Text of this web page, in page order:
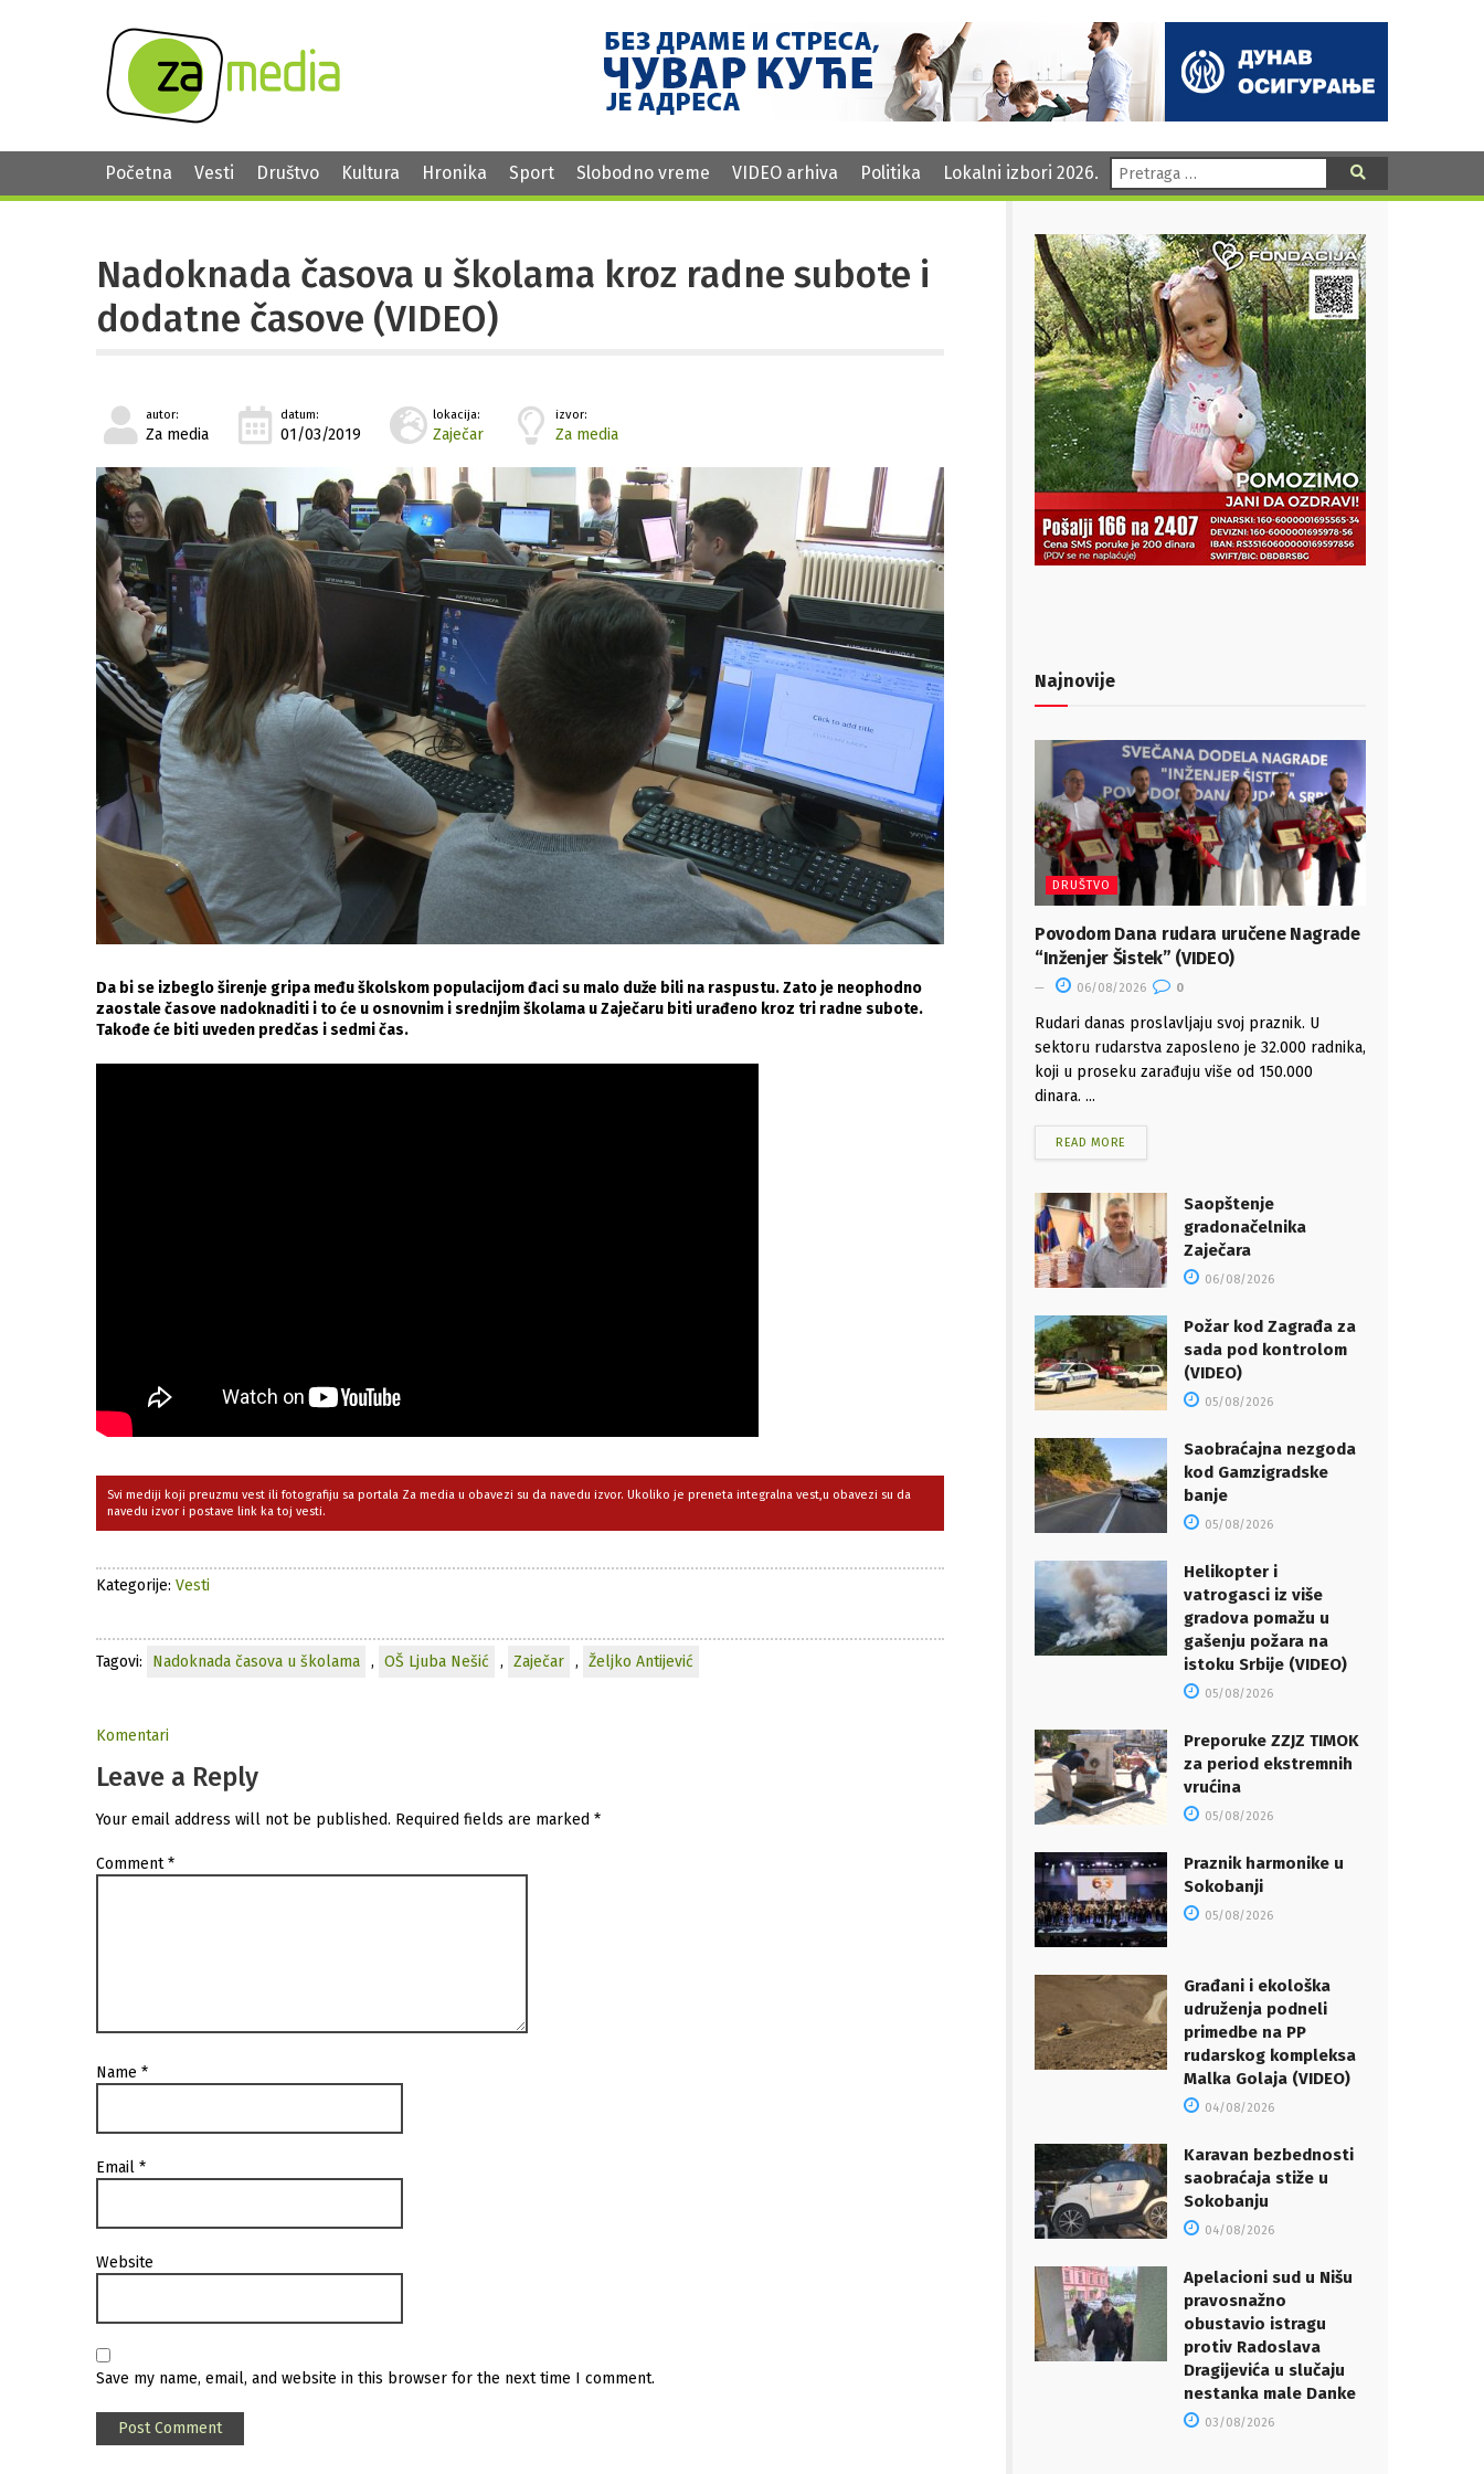
Početna Vesti Društvo Kultura Hronika Sport Slobodno vreme VIDEO arhiva Politika Lokalni izbori 2026. Pretraga:
Nadoknada časova u školama kroz radne subote i
dodatne časove (VIDEO)
autor:
Za media
datum:
01/03/2019
lokacija:
Zaječar
izvor:
Za media
Da bi se izbeglo širenje gripa među školskom populacijom đaci su malo duže bili na raspustu. Zato je neophodno
zaostale časove nadoknaditi i to će u osnovnim i srednjim školama u Zaječaru biti urađeno kroz tri radne subote.
Takođe će biti uveden predčas i sedmi čas.
Svi mediji koji preuzmu vest ili fotografiju sa portala Za media u obavezi su da navedu izvor. Ukoliko je preneta integralna vest,u obavezi su da
navedu izvor i postave link ka toj vesti.
Kategorije: Vesti
Tagovi: Nadoknada časova u školama , OŠ Ljuba Nešić , Zaječar , Željko Antijević
Komentari
Leave a Reply
Your email address will not be published. Required fields are marked *
Comment*
Name *
Email *
Website
Save my name, email, and website in this browser for the next time I comment.
Najnovije
DRUŠTVO
Povodom Dana rudara uručene Nagrade
“Inženjer Šistek” (VIDEO)
06/08/2026 0
Rudari danas proslavljaju svoj praznik. U
sektoru rudarstva zaposleno je 32.000 radnika,
koji u proseku zarađuju više od 150.000
dinara. ...
READ MORE
Saopštenje
gradonačelnika
Zaječara
06/08/2026
Požar kod Zagrađa za
sada pod kontrolom
(VIDEO)
05/08/2026
Saobraćajna nezgoda
kod Gamzigradske
banje
05/08/2026
Helikopter i
vatrogasci iz više
gradova pomažu u
gašenju požara na
istoku Srbije (VIDEO)
05/08/2026
Preporuke ZZJZ TIMOK
za period ekstremnih
vrućina
05/08/2026
Praznik harmonike u
Sokobanji
05/08/2026
Građani i ekološka
udruženja podneli
primedbe na PP
rudarskog kompleksa
Malka Golaja (VIDEO)
04/08/2026
Karavan bezbednosti
saobraćaja stiže u
Sokobanju
04/08/2026
Apelacioni sud u Nišu
pravosnažno
obustavio istragu
protiv Radoslava
Dragijevića u slučaju
nestanka male Danke
03/08/2026